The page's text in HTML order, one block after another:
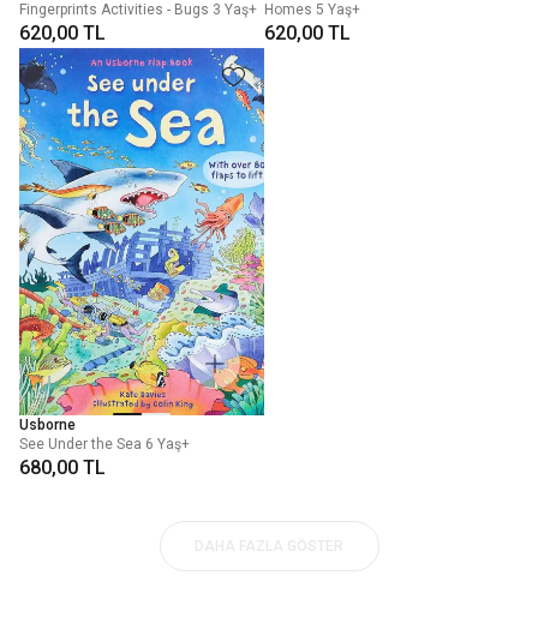
Fingerprints Activities - Bugs 3 Yaş+
620,00 TL
Homes 5 Yaş+
620,00 TL
Usborne
See Under the Sea 6 Yaş+
680,00 TL